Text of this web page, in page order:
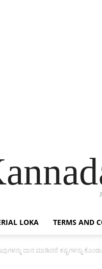
LOKA TERMS AND
ದಾನ ಮಾಡಿದರೆ ಕಷ್ಟಗಳನ್ನು